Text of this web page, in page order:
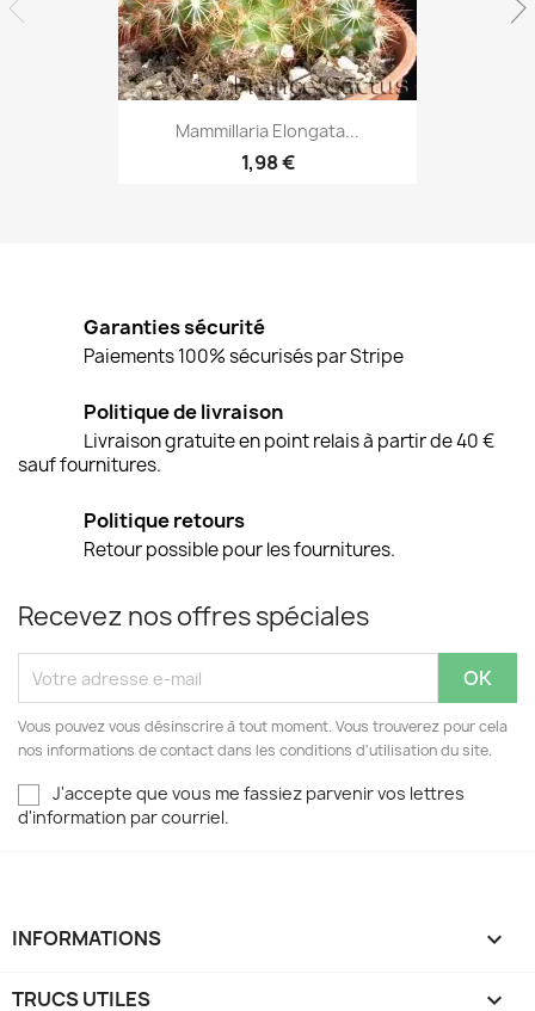
Aperçu rapide
Mammillaria Elongata...
1,98 €
Garanties sécurité
Paiements 100% sécurisés par Stripe
Politique de livraison
Livraison gratuite en point relais à partir de 40 €
sauf fournitures.
Politique retours
Retour possible pour les fournitures.
Recevez nos offres spéciales
Vous pouvez vous désinscrire à tout moment. Vous trouverez pour cela
nos informations de contact dans les conditions d'utilisation du site.
J'accepte que vous me fassiez parvenir vos lettres
d'information par courriel.
INFORMATIONS 
TRUCS UTILES 